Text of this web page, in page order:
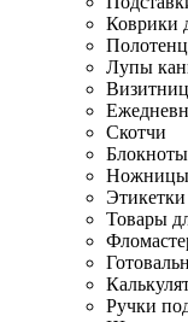
Коврики
Лупы
Скотчи
Блокноты
Ножницы
Товары
Ручки